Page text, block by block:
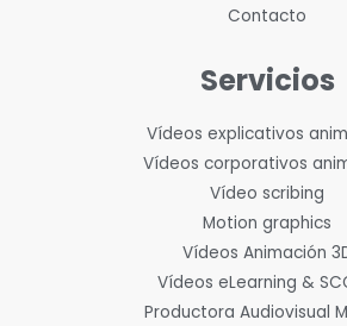
Contacto
Servicios
Vídeos explicativos
Vídeos corporativos
Vídeo scribing
Motion graphics
Vídeos Animación
Vídeos eLearning &
Productora Audiovisual